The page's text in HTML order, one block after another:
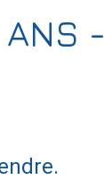
ANS -